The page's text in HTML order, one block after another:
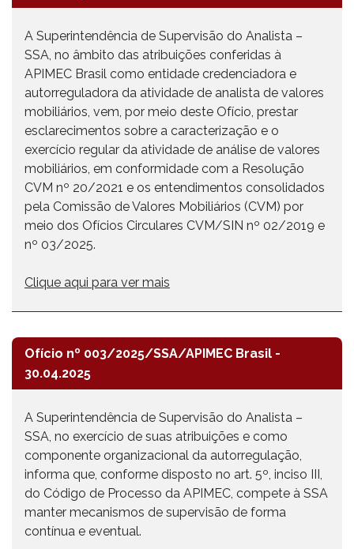
A Superintendência de Supervisão do Analista –
SSA, no âmbito das atribuições conferidas à
APIMEC Brasil como entidade credenciadora e
autorreguladora da atividade de analista de valores
mobiliários, vem, por meio deste Ofício, prestar
esclarecimentos sobre a caracterização e o
exercício regular da atividade de análise de valores
mobiliários, em conformidade com a Resolução
CVM nº 20/2021 e os entendimentos consolidados
pela Comissão de Valores Mobiliários (CVM) por
meio dos Ofícios Circulares CVM/SIN nº 02/2019 e
nº 03/2025.
Clique aqui para ver mais
Ofício nº 003/2025/SSA/APIMEC Brasil -
30.04.2025
A Superintendência de Supervisão do Analista –
SSA, no exercício de suas atribuições e como
componente organizacional da autorregulação,
informa que, conforme disposto no art. 5º, inciso III,
do Código de Processo da APIMEC, compete à SSA
manter mecanismos de supervisão de forma
contínua e eventual.